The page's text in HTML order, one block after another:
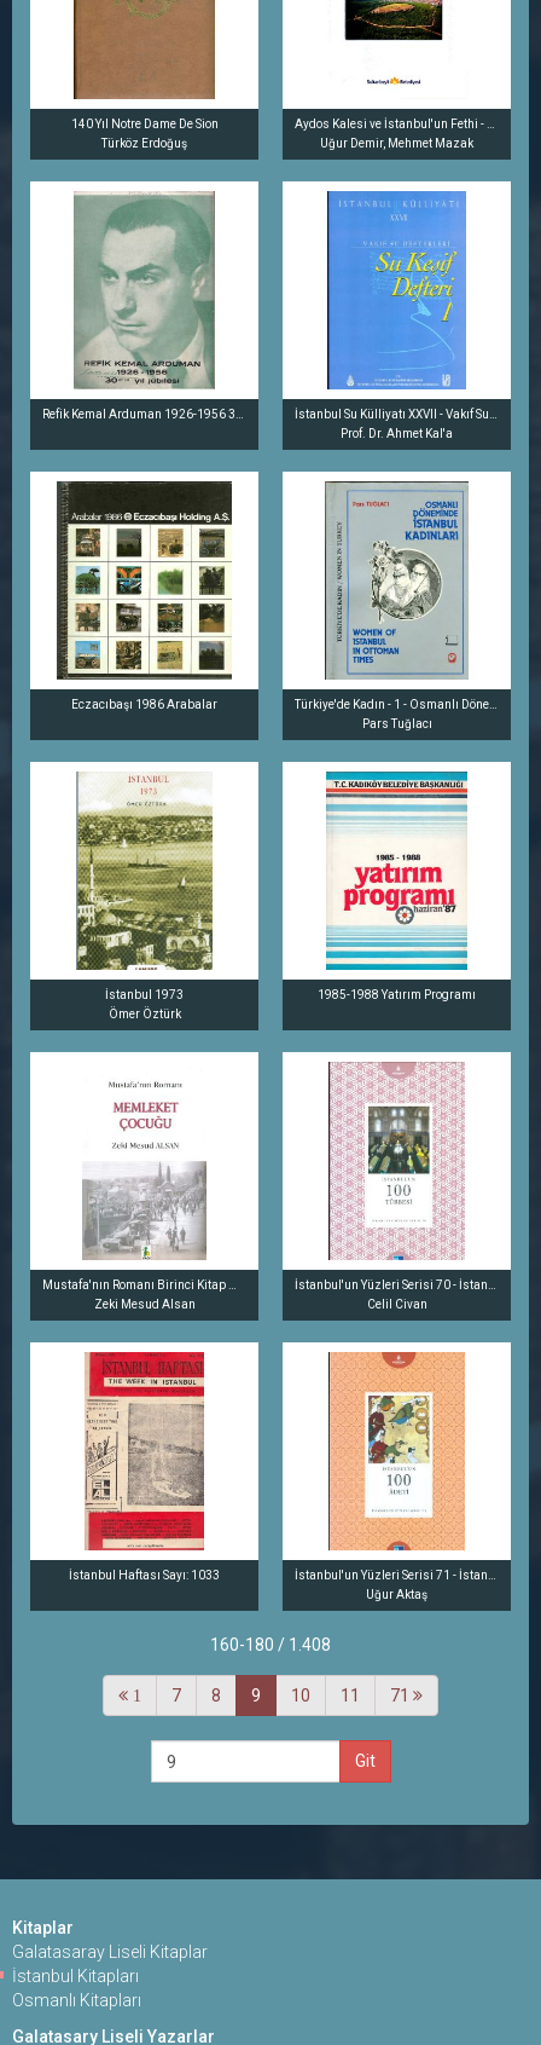
140 Yıl Notre Dame De Sion
Türköz Erdoğuş
Uğur Demir, Mehmet Mazak
Prof. Dr. Ahmet Kal'a
Eczacıbaşı 1986 Arabalar
Pars Tuğlacı
İstanbul 1973
Ömer Öztürk
1985-1988 Yatırım Programı
Zeki Mesud Alsan
Celil Civan
İstanbul Haftası Sayı: 1033
Uğur Aktaş
160-180 / 1.408
1 7 8 9 10 11 71
Git
Kitaplar
Galatasaray Liseli Kitaplar
İstanbul Kitapları
Osmanlı Kitapları
Galatasary Liseli Yazarlar